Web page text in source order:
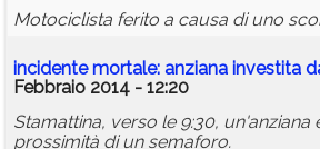
Motociclista ferito a causa di uno
incidentemortale: anziana investita
Febbraio 2014 - 12:20
Stamattina, verso le 9:30, un'anziana
prossimità di un semaforo.